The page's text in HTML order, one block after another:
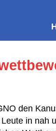
den
in nah